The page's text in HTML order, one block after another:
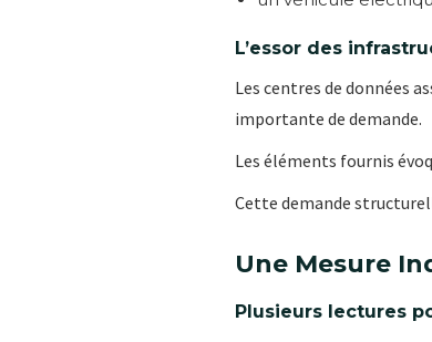
L’essor des
Les centres de données
importante de demande.
Les éléments fournis
Cette demande
Une Mesure
Plusieurs lectures